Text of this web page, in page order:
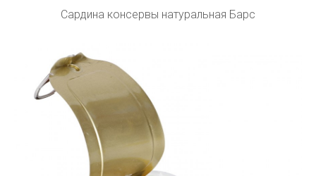
Сардина консервы натуральная Барс